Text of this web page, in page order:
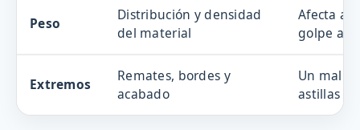
Peso
Distribución y densidad
del material
Afecta a
golpe
Extremos
Remates, bordes y
acabado
Un mal
astillas o